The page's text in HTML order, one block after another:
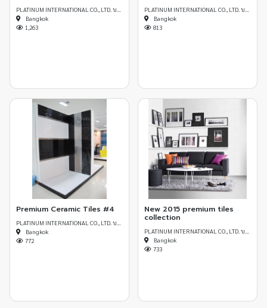
Bangkok
1,263
Bangkok
813
Premium Ceramic Tiles #4
Bangkok
772
New 2015 premium tiles
collection
Bangkok
733